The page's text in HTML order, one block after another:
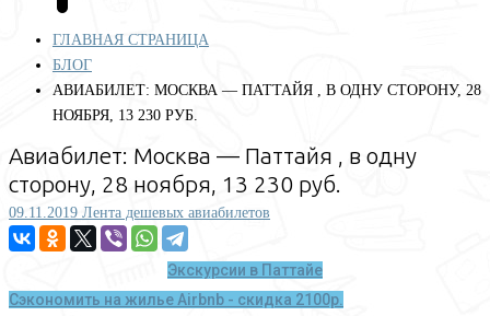
ГЛАВНАЯ СТРАНИЦА
БЛОГ
АВИАБИЛЕТ: МОСКВА — ПАТТАЙЯ , В ОДНУ СТОРОНУ, 28
НОЯБРЯ, 13 230 РУБ.
Авиабилет: Москва — Паттайя , в одну
сторону, 28 ноября, 13 230 руб.
09.11.2019 Лента дешевых авиабилетов
Экскурсии в Паттайе
Сэкономить на жилье Airbnb - скидка 2100р.